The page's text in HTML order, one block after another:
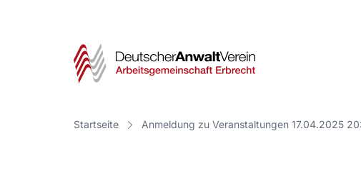
Verein
Startseite Anmeldung zu Veranstaltungen 17.04.2025